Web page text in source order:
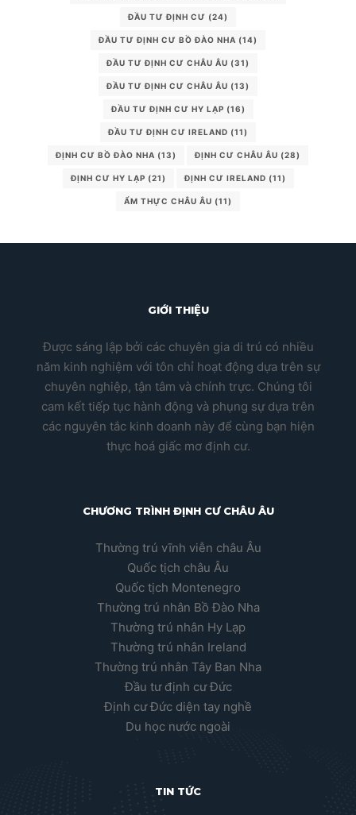
ĐẦU TƯ ĐỊNH CƯ (24)
ĐẦU TƯ ĐỊNH CƯ BỒ ĐÀO NHA (14)
ĐẦU TƯ ĐỊNH CƯ CHÂU ÂU (31)
ĐẦU TƯ ĐỊNH CƯ CHÂU ÂU (13)
ĐẦU TƯ ĐỊNH CƯ HY LẠP (16)
ĐẦU TƯ ĐỊNH CƯ IRELAND (11)
ĐỊNH CƯ BỒ ĐÀO NHA (13) ĐỊNH CƯ CHÂU ÂU (28)
ĐỊNH CƯ HY LẠP (21) ĐỊNH CƯ IRELAND (11)
ẨM THỰC CHÂU ÂU (11)
GIỚI THIỆU
Được sáng lập bởi các chuyên gia di trú có nhiều
năm kinh nghiệm với tôn chỉ hoạt động dựa trên sự
chuyên nghiệp, tận tâm và chính trực. Chúng tôi
cam kết tiếp tục hành động và phụng sự dựa trên
các nguyên tắc kinh doanh này để cùng bạn hiện
thực hoá giấc mơ định cư.
CHƯƠNG TRÌNH ĐỊNH CƯ CHÂU ÂU
Thường trú vĩnh viễn châu Âu
Quốc tịch châu Âu
Quốc tịch Montenegro
Thường trú nhân Bồ Đào Nha
Thường trú nhân Hy Lạp
Thường trú nhân Ireland
Thường trú nhân Tây Ban Nha
Đầu tư định cư Đức
Định cư Đức diện tay nghề
Du học nước ngoài
TIN TỨC